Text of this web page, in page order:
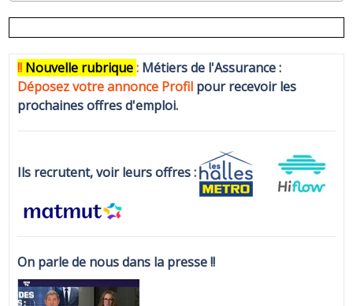
!! Nouvelle rubrique: Métiers de l'Assurance :
Déposez votre annonce Profil pour recevoir les
prochaines offres d'emploi.
Ils recrutent, voir leurs offres :
On parle de nous dans la presse !!